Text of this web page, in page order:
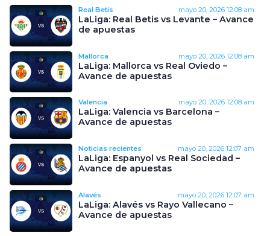
Real Betis mayo 20, 2026 12:08 am
LaLiga: Real Betis vs Levante – Avance
de apuestas
Mallorca mayo 20, 2026 12:08 am
LaLiga: Mallorca vs Real Oviedo –
Avance de apuestas
Valencia mayo 20, 2026 12:08 am
LaLiga: Valencia vs Barcelona –
Avance de apuestas
Noticias recientes mayo 20, 2026 12:07 am
LaLiga: Espanyol vs Real Sociedad –
Avance de apuestas
Alavés mayo 20, 2026 12:07 am
LaLiga: Alavés vs Rayo Vallecano –
Avance de apuestas